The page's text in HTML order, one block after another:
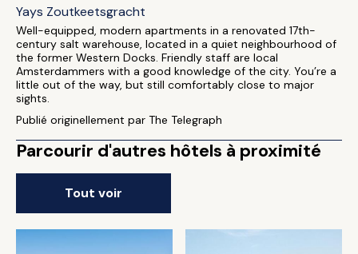
Yays Zoutkeetsgracht
Well-equipped, modern apartments in a renovated 17th-
century salt warehouse, located in a quiet neighbourhood of
the former Western Docks. Friendly staff are local
Amsterdammers with a good knowledge of the city. You’re a
little out of the way, but still comfortably close to major
sights.
Publié originellement par The Telegraph
Parcourir d'autres hôtels à proximité
Tout voir